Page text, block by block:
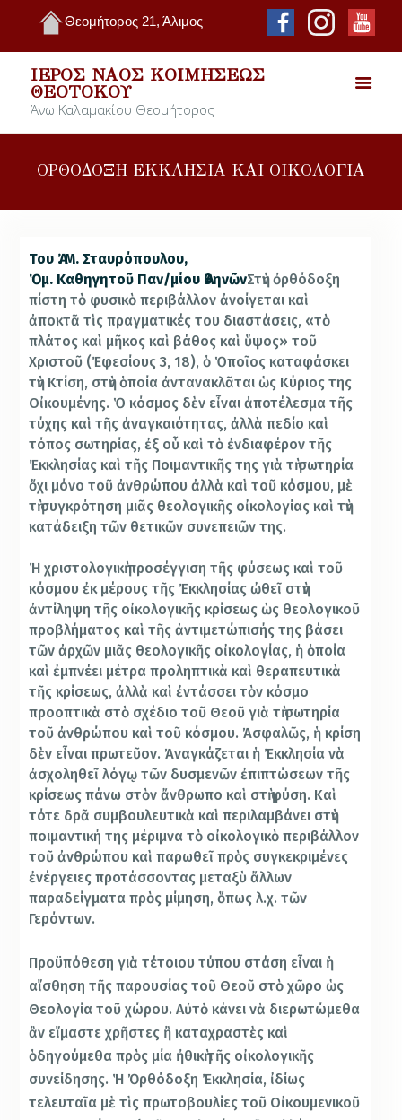
Θεομήτορος 21, Άλιμος
ΙΕΡΌΣ ΝΑΌΣ ΚΟΙΜΉΣΕΩΣ
ΘΕΟΤΌΚΟΥ
Άνω Καλαμακίου Θεομήτορος
ΟΡΘΟΔΟΞΗ ΕΚΚΛΗΣΙΑ ΚΑΙ ΟΙΚΟΛΟΓΙΑ
Του Ἀ. Μ. Σταυρόπουλου,
Ὁμ. Καθηγητοῦ Παν/μίου ἈθηνῶνΣτὴν ὀρθόδοξη
πίστη τὸ φυσικὸ περιβάλλον ἀνοίγεται καὶ
ἀποκτᾶ τὶς πραγματικές του διαστάσεις, «τὸ
πλάτος καὶ μῆκος καὶ βάθος καὶ ὕψος» τοῦ
Χριστοῦ (Ἐφεσίους 3, 18), ὁ Ὁποῖος καταφάσκει
τὴν Κτίση, στὴν ὁποία ἀντανακλᾶται ὡς Κύριος της
Οἰκουμένης. Ὁ κόσμος δὲν εἶναι ἀποτέλεσμα τῆς
τύχης καὶ τῆς ἀναγκαιότητας, ἀλλὰ πεδίο καὶ
τόπος σωτηρίας, ἐξ οὗ καὶ τὸ ἐνδιαφέρον τῆς
Ἐκκλησίας καὶ τῆς Ποιμαντικῆς της γιὰ τὴ σωτηρία
ὄχι μόνο τοῦ ἀνθρώπου ἀλλὰ καὶ τοῦ κόσμου, μὲ
τὴ συγκρότηση μιᾶς θεολογικῆς οἰκολογίας καὶ τὴν
κατάδειξη τῶν θετικῶν συνεπειῶν της.
Ἡ χριστολογικὴ προσέγγιση τῆς φύσεως καὶ τοῦ
κόσμου ἐκ μέρους τῆς Ἐκκλησίας ὠθεῖ στὴν
ἀντίληψη τῆς οἰκολογικῆς κρίσεως ὡς θεολογικοῦ
προβλήματος καὶ τῆς ἀντιμετώπισής της βάσει
τῶν ἀρχῶν μιᾶς θεολογικῆς οἰκολογίας, ἡ ὁποία
καὶ ἐμπνέει μέτρα προληπτικὰ καὶ θεραπευτικὰ
τῆς κρίσεως, ἀλλὰ καὶ ἐντάσσει τὸν κόσμο
προοπτικὰ στὸ σχέδιο τοῦ Θεοῦ γιὰ τὴ σωτηρία
τοῦ ἀνθρώπου καὶ τοῦ κόσμου. Ἀσφαλῶς, ἡ κρίση
δὲν εἶναι πρωτεῦον. Ἀναγκάζεται ἡ Ἐκκλησία νὰ
ἀσχοληθεῖ λόγῳ τῶν δυσμενῶν ἐπιπτώσεων τῆς
κρίσεως πάνω στὸν ἄνθρωπο καὶ στὴ φύση. Καὶ
τότε δρᾶ συμβουλευτικὰ καὶ περιλαμβάνει στὴν
ποιμαντική της μέριμνα τὸ οἰκολογικὸ περιβάλλον
τοῦ ἀνθρώπου καὶ παρωθεῖ πρὸς συγκεκριμένες
ἐνέργειες προτάσσοντας μεταξὺ ἄλλων
παραδείγματα πρὸς μίμηση, ὅπως λ.χ. τῶν
Γερόντων.
Προϋπόθεση γιὰ τέτοιου τύπου στάση εἶναι ἡ
αἴσθηση τῆς παρουσίας τοῦ Θεοῦ στὸ χῶρο ὡς
Θεολογία τοῦ χώρου. Αὐτὸ κάνει νὰ διερωτώμεθα
ἂν εἴμαστε χρῆστες ἢ καταχραστὲς καὶ
ὁδηγούμεθα πρὸς μία ἠθικὴ τῆς οἰκολογικῆς
συνείδησης. Ἡ Ὀρθόδοξη Ἐκκλησία, ἰδίως
τελευταῖα μὲ τὶς πρωτοβουλίες τοῦ Οἰκουμενικοῦ